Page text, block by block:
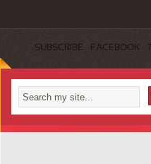
SUBSCRIBE FACEBOOK